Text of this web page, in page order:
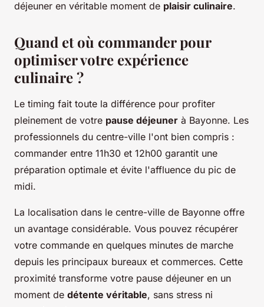
déjeuner en véritable moment de plaisir culinaire.
Quand et où commander pour
optimiser votre expérience
culinaire ?
Le timing fait toute la différence pour profiter
pleinement de votre pause déjeuner à Bayonne. Les
professionnels du centre-ville l'ont bien compris :
commander entre 11h30 et 12h00 garantit une
préparation optimale et évite l'affluence du pic de
midi.
La localisation dans le centre-ville de Bayonne offre
un avantage considérable. Vous pouvez récupérer
votre commande en quelques minutes de marche
depuis les principaux bureaux et commerces. Cette
proximité transforme votre pause déjeuner en un
moment de détente véritable, sans stress ni